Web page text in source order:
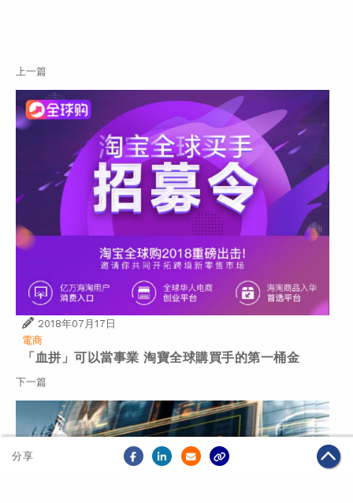
分享
上一篇
2018年07月17日
電商
「血拼」可以當事業 淘寶全球購買手的第一桶金
下一篇